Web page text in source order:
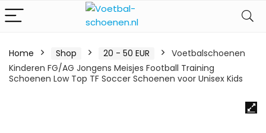
Home Shop 20 - 50 EUR
Voetbalschoenen
Kinderen FG/AG Jongens Meisjes Football Training
Schoenen Low Top TF Soccer Schoenen voor Unisex Kids